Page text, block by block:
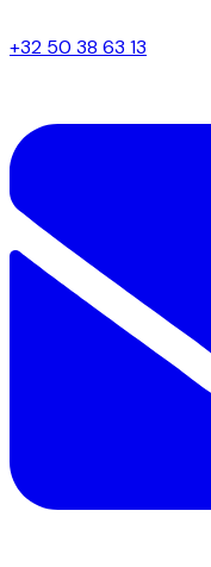
+32 50 38 63 13